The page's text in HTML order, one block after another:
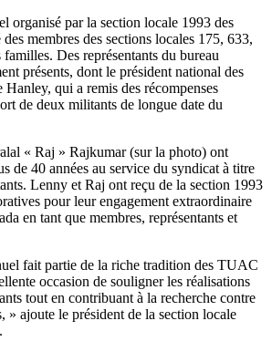
organisé par la section locale 1993 des
membres des sections locales 175, 633,
Des représentants du bureau
présents, dont le président national des
qui a remis des récompenses
de deux militants de longue date du
« Raj » Rajkumar (sur la photo) ont
de 40 années au service du syndicat à titre
Lenny et Raj ont reçu de la section 1993
pour leur engagement extraordinaire
en tant que membres, représentants et
fait partie de la riche tradition des TUAC
occasion de souligner les réalisations
tout en contribuant à la recherche contre
» ajoute le président de la section locale